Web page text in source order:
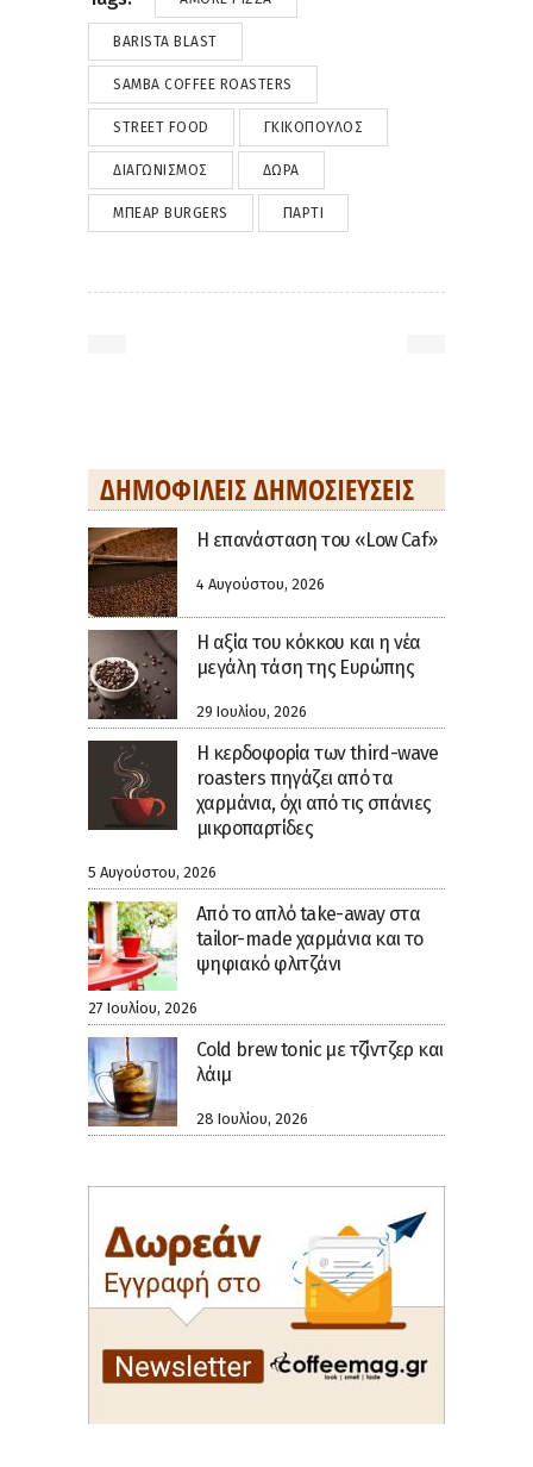
BARISTA BLAST
SAMBA COFFEE ROASTERS
STREET FOOD ΓΚΙΚΌΠΟΥΛΟΣ
ΔΙΑΓΩΝΙΣΜΌΣ ΔΏΡΑ
ΜΠΈΑΡ BURGERS ΠΆΡΤΙ
ΔΗΜΟΦΙΛΕΊΣ ΔΗΜΟΣΙΕΎΣΕΙΣ
Η επανάσταση του «Low Caf»
4 Αυγούστου, 2026
H αξία του κόκκου και η νέα
μεγάλη τάση της Ευρώπης
29 Ιουλίου, 2026
Η κερδοφορία των third-wave
roasters πηγάζει από τα
χαρμάνια, όχι από τις σπάνιες
μικροπαρτίδες
5 Αυγούστου, 2026
Από το απλό take-away στα
tailor-made χαρμάνια και το
ψηφιακό φλιτζάνι
27 Ιουλίου, 2026
Cold brew tonic με τζίντζερ και
λάιμ
28 Ιουλίου, 2026